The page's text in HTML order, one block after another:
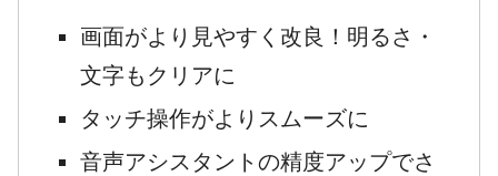
画面がより見やすく改良！明るさ・
文字もクリアに
タッチ操作がよりスムーズに
音声アシスタントの精度アップでさ